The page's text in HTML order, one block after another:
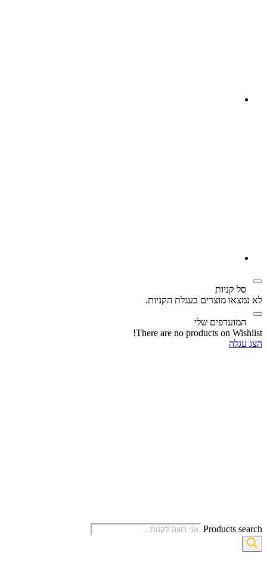
סל קניות‬
לא נמצאו מוצרים בעגלת הקניות.
המועדפים שלי
There are no products on Wishlist!
הצג עגלה
Products search